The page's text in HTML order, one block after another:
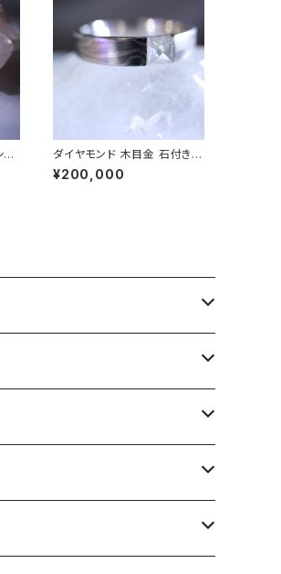
ダイヤモンド 木目金 石付きプ
ラチナリング | 石彩-木目金・
高級シルバーリング
¥200,000